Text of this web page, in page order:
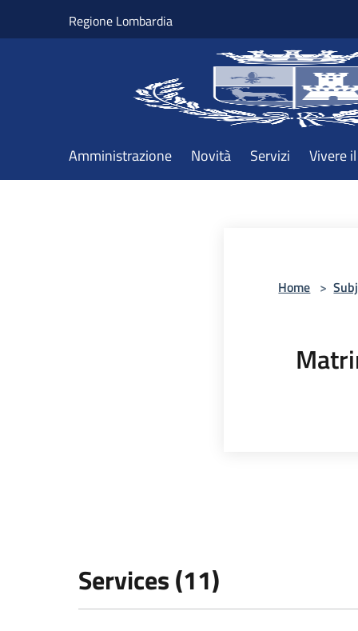
Regione Lombardia
Amministrazione Novità Servizi Vivere
Home >
Services (11)